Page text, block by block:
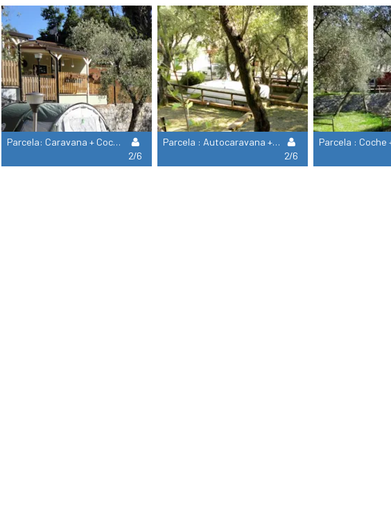
Parcela: Caravana + Coche + Electricidad + Wi-Fi
2/6
Parcela : Autocaravana + Electricidad 3A + Wifi
2/6